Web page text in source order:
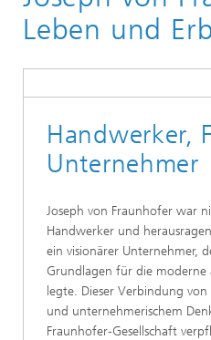
Leben und
Handwerker,
Unternehmer
Joseph von Fraunhofer war
Handwerker und
ein visionärer Unternehmer,
Grundlagen für die moderne
legte. Dieser Verbindung von
und unternehmerischem
Fraunhofer-Gesellschaft